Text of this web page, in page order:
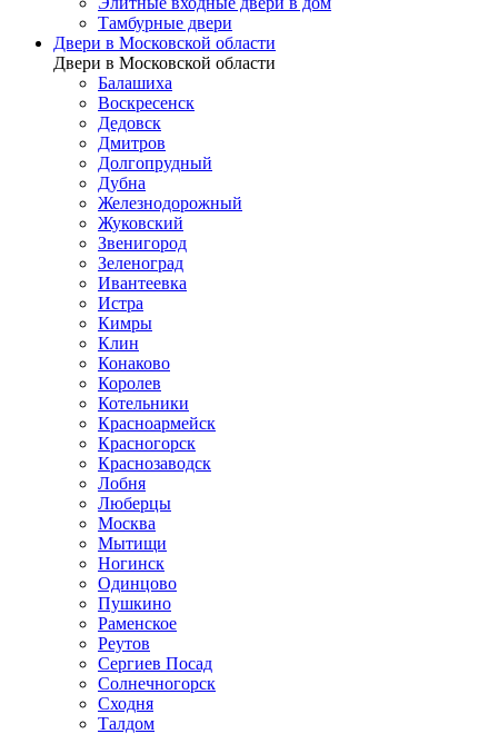
Тамбурные двери
Двери в Московской области
Двери в Московской области
Балашиха
Воскресенск
Дедовск
Дмитров
Долгопрудный
Дубна
Железнодорожный
Жуковский
Звенигород
Зеленоград
Ивантеевка
Истра
Кимры
Клин
Конаково
Королев
Котельники
Красноармейск
Красногорск
Краснозаводск
Лобня
Люберцы
Москва
Мытищи
Ногинск
Одинцово
Пушкино
Раменское
Реутов
Сергиев Посад
Солнечногорск
Сходня
Талдом